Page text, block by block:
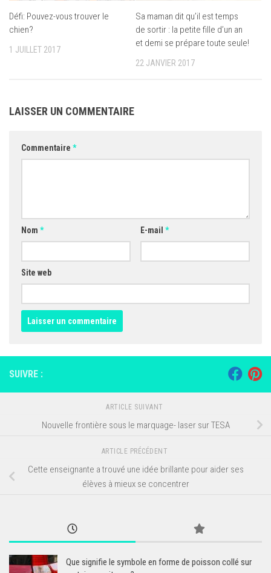
Défi: Pouvez-vous trouver le
chien?
1 JUILLET 2017
Sa maman dit qu’il est temps
de sortir : la petite fille d’un an
et demi se prépare toute seule!
22 JANVIER 2017
LAISSER UN COMMENTAIRE
Commentaire *
Nom * E-mail *
Site web
SUIVRE :
ARTICLE SUIVANT
Nouvelle frontière sous le marquage- laser sur TESA
ARTICLE PRÉCÉDENT
Cette enseignante a trouvé une idée brillante pour aider ses
élèves à mieux se concentrer
Que signifie le symbole en forme de poisson collé sur